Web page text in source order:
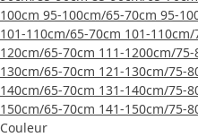
100cm 95-100cm/65-70cm 95-
101-110cm/65-70cm 101-110cm/
120cm/65-70cm 111-1200cm/75-
130cm/65-70cm 121-130cm/75-
140cm/65-70cm 131-140cm/75-
150cm/65-70cm 141-150cm/75-
Couleur